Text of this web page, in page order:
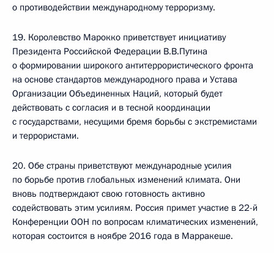
о противодействии международному терроризму.
19. Королевство Марокко приветствует инициативу
Президента Российской Федерации В.В.Путина
о формировании широкого антитеррористического фронта
на основе стандартов международного права и Устава
Организации Объединенных Наций, который будет
действовать с согласия и в тесной координации
с государствами, несущими бремя борьбы с экстремистами
и террористами.
20. Обе страны приветствуют международные усилия
по борьбе против глобальных изменений климата. Они
вновь подтверждают свою готовность активно
содействовать этим усилиям. Россия примет участие в 22-й
Конференции ООН по вопросам климатических изменений,
которая состоится в ноябре 2016 года в Марракеше.